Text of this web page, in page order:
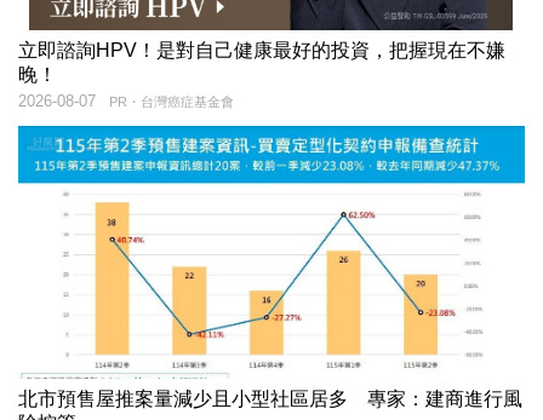
立即諮詢HPV！是對自己健康最好的投資，把握現在不嫌
晚！
PR・台灣癌症基金會
2026-08-07
北市預售屋推案量減少且小型社區居多 專家：建商進行風